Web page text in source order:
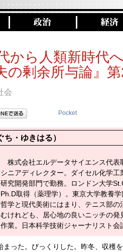
から人類新時代へ
の剰余所与論』
会
Pocket
・ゆきはる）
株式会社エルデータサイエンス代
シニアディレクター。ダイセル化学
研究開発部門で勤務。ロンドン大学
Ph.D取得（薬理学）。東京大学教養
哲学と現代美術にはまり、テニス部
むけれども、居心地の良いニッチの
作業。日本科学技術ジャーナリスト会
まった。びっくりした。昨冬、収穫